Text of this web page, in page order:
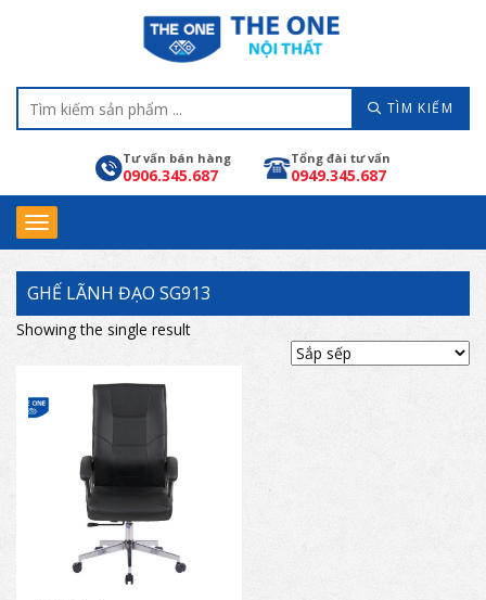
TÌM KIẾM
Tư vấn bán hàng
0906.345.687
Tổng đài tư vấn
0949.345.687
GHẾ LÃNH ĐẠO SG913
Showing the single result